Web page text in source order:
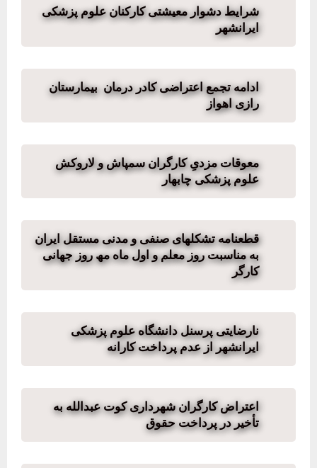
شرایط دشوار معیشتی کارکنان علوم پزشکی
ایرانشهر
ادامه تجمع اعتراضی کادر درمان بیمارستان
رازی اهواز
معوقات مزدیِ کارگران سمپاش و لاروکش
علوم پزشکی چابهار
قطعنامه تشکلھای صنفی و مدنی مستقل ایران
به مناسبت روز معلم و اول ماه مھ روز جھانی
کارگر
نارضایتی پرسنل دانشگاه علوم پزشکی
ایرانشهر از عدم پرداخت کارانه
اعتراض کارگران شهرداری کوت عبدالله به
تأخیر در پرداخت حقوق